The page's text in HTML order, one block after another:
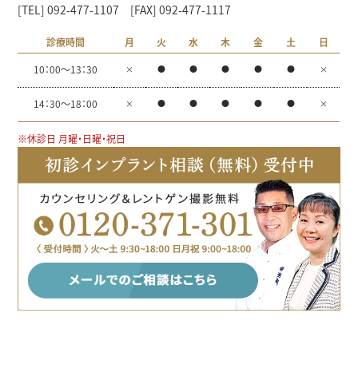
[TEL] 092-477-1107 [FAX] 092-477-1117
診療時間 月 火 水 木 金 土
日
10：00～13：30
× ● ● ● ● ● ×
14：30～18：00 × ● ● ● ● ● ×
※休診日 月曜・日曜・祝日